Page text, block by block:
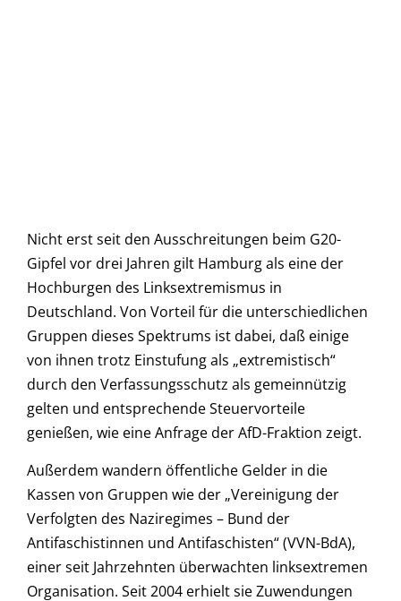
Nicht erst seit den Ausschreitungen beim G20-
Gipfel vor drei Jahren gilt Hamburg als eine der
Hochburgen des Linksextremismus in
Deutschland. Von Vorteil für die unterschiedlichen
Gruppen dieses Spektrums ist dabei, daß einige
von ihnen trotz Einstufung als „extremistisch“
durch den Verfassungsschutz als gemeinnützig
gelten und entsprechende Steuervorteile
genießen, wie eine Anfrage der AfD-Fraktion zeigt.
Außerdem wandern öffentliche Gelder in die
Kassen von Gruppen wie der „Vereinigung der
Verfolgten des Naziregimes – Bund der
Antifaschistinnen und Antifaschisten“ (VVN-BdA),
einer seit Jahrzehnten überwachten linksextremen
Organisation. Seit 2004 erhielt sie Zuwendungen